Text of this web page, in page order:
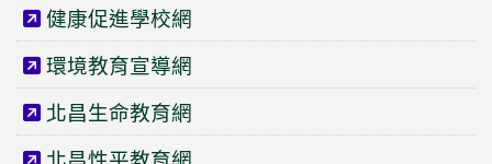
健康促進學校網
環境教育宣導網
北昌生命教育網